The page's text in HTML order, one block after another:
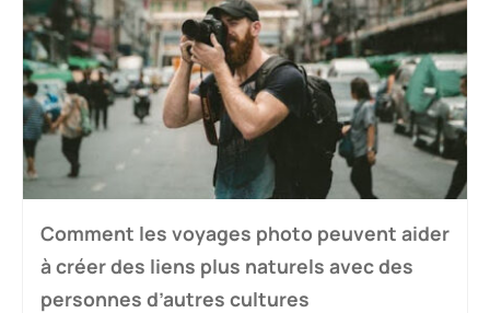
Comment les voyages photo peuvent aider
à créer des liens plus naturels avec des
personnes d’autres cultures